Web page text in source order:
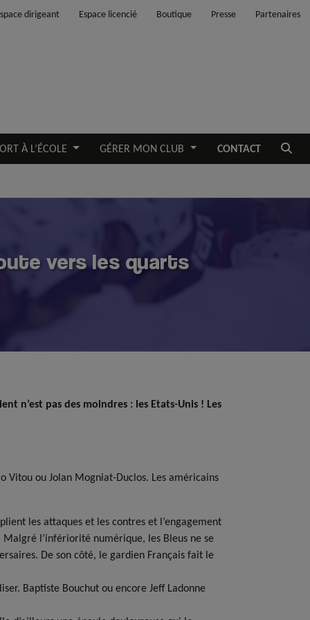
dirigeant Espace licencié Boutique Presse Partenaires
À L’ÉCOLE GÉRER MON CLUB CONTACT
vers les quarts
n’est pas des moindres : les Etats-Unis ! Les
Vitou ou Jolan Mogniat-Duclos. Les américains
les attaques et les contres et l’engagement
Malgré l’infériorité numérique, les Bleus ne se
De son côté, le gardien Français fait le
Baptiste Bouchut ou encore Jeff Ladonne